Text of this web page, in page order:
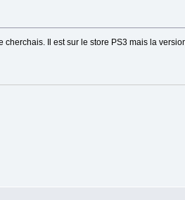
Il est sur le store PS3 mais la